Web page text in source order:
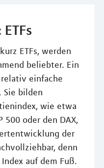
ETFs, werden
beliebter. Ein
einfache
Sie bilden
wie etwa
500 oder den DAX,
der
denn
auf dem Fuß.